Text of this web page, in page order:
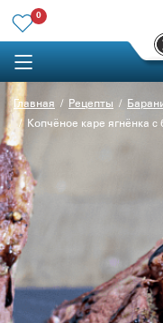
0
Главная Рецепты
Копчёное каре ягнёнка